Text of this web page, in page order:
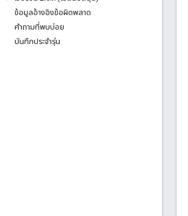
ข้อมูลอ้างอิงข้อผิดพลาด
คำถามที่พบบ่อย
บันทึกประจำรุ่น